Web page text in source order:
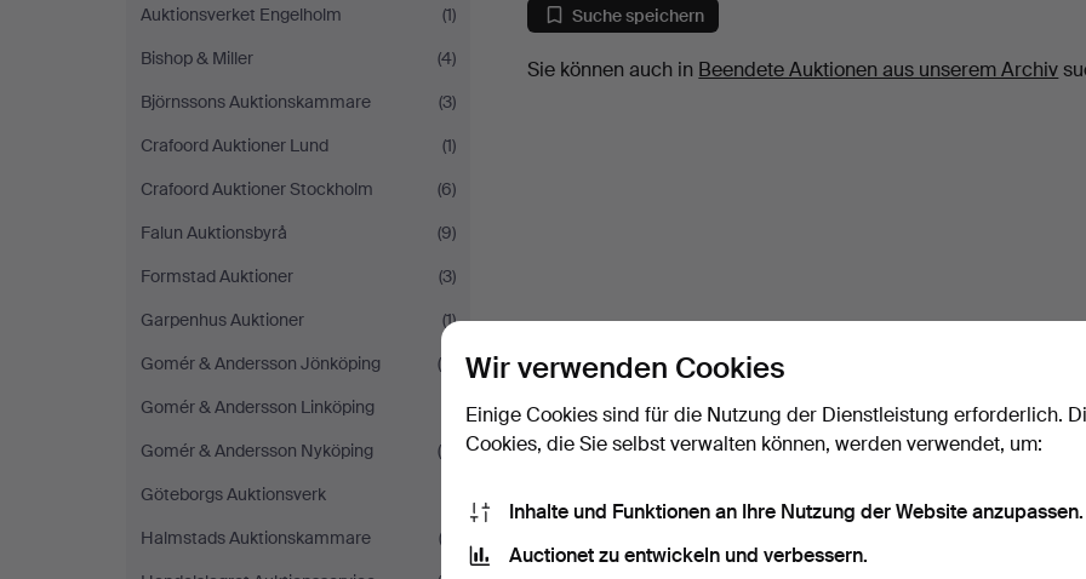
Auktionsverket Engelholm
(1)
Bishop & Miller
(4)
Björnssons Auktionskammare
(3)
Crafoord Auktioner Lund
(1)
Crafoord Auktioner Stockholm
(6)
Falun Auktionsbyrå
(9)
Formstad Auktioner
(3)
Garpenhus Auktioner
(1)
Gomér & Andersson Jönköping
(5)
Gomér & Andersson Linköping
Gomér & Andersson Nyköping
(4)
Göteborgs Auktionsverk
Halmstads Auktionskammare
(3)
Suche speichern
Sie können auch in Beendete Auktionen aus unserem Archiv
Wir verwenden Cookies
Einige Cookies sind für die Nutzung der Dienstleistung erforderlich.
Cookies, die Sie selbst verwalten können, werden verwendet, um:
Inhalte und Funktionen an Ihre Nutzung der Website anzupassen.
Auctionet zu entwickeln und verbessern.